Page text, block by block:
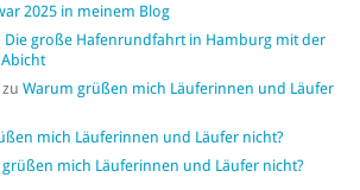
2025 in meinem Blog
Die große Hafenrundfahrt in Hamburg mit der
zu Warum grüßen mich Läuferinnen und Läufer
mich Läuferinnen und Läufer nicht?
mich Läuferinnen und Läufer nicht?